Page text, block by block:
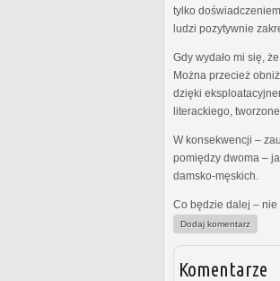
tylko
ludzi pozytywnie
Gdy wydało mi się,
Można przecież
dzięki
literackiego,
W konsekwencji –
pomiędzy dwoma –
damsko-męskich.
Co będzie dalej –
Dodaj komentarz
Komentarze